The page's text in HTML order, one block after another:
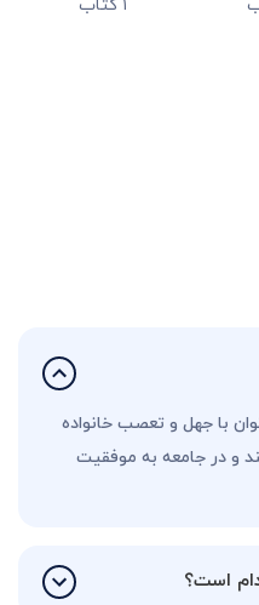
۱ کتاب
با جهل و تعصب خانواده
و در جامعه به موفقیت
است؟